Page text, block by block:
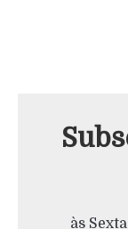
às